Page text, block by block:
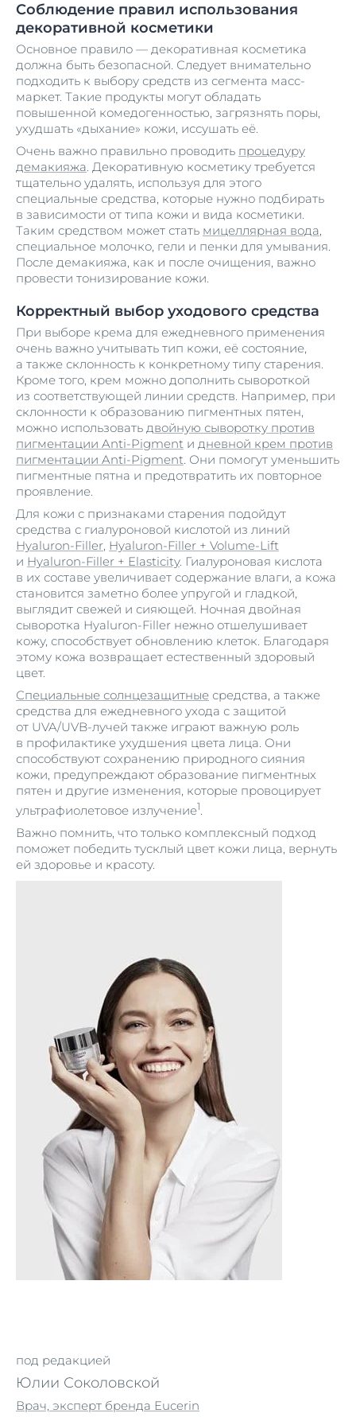
Соблюдение правил использования
декоративной косметики
Основное правило — декоративная косметика
должна быть безопасной. Следует внимательно
подходить к выбору средств из сегмента масс-
маркет. Такие продукты могут обладать
повышенной комедогенностью, загрязнять поры,
ухудшать «дыхание» кожи, иссушать её.
Очень важно правильно проводить процедуру
демакияжа. Декоративную косметику требуется
тщательно удалять, используя для этого
специальные средства, которые нужно подбирать
в зависимости от типа кожи и вида косметики.
Таким средством может стать мицеллярная вода,
специальное молочко, гели и пенки для умывания.
После демакияжа, как и после очищения, важно
провести тонизирование кожи.
Корректный выбор уходового средства
При выборе крема для ежедневного применения
очень важно учитывать тип кожи, её состояние,
а также склонность к конкретному типу старения.
Кроме того, крем можно дополнить сывороткой
из соответствующей линии средств. Например, при
склонности к образованию пигментных пятен,
можно использовать двойную сыворотку против
пигментации Anti-Pigment и дневной крем против
пигментации Anti-Pigment. Они помогут уменьшить
пигментные пятна и предотвратить их повторное
проявление.
Для кожи с признаками старения подойдут
средства с гиалуроновой кислотой из линий
Hyaluron-Filler, Hyaluron-Filler + Volume-Lift
и Hyaluron-Filler + Elasticity. Гиалуроновая кислота
в их составе увеличивает содержание влаги, а кожа
становится заметно более упругой и гладкой,
выглядит свежей и сияющей. Ночная двойная
сыворотка Hyaluron-Filler нежно отшелушивает
кожу, способствует обновлению клеток. Благодаря
этому кожа возвращает естественный здоровый
цвет.
Специальные солнцезащитные средства, а также
средства для ежедневного ухода с защитой
от UVA/UVB-лучей также играют важную роль
в профилактике ухудшения цвета лица. Они
способствуют сохранению природного сияния
кожи, предупреждают образование пигментных
пятен и другие изменения, которые провоцирует
ультрафиолетовое излучение1.
Важно помнить, что только комплексный подход
поможет победить тусклый цвет кожи лица, вернуть
ей здоровье и красоту.
под редакцией
Юлии Соколовской
Врач, эксперт бренда Eucerin